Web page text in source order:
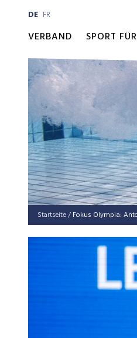
DE FR
VERBAND SPORT
Startseite/ Fokus Olym­pia: